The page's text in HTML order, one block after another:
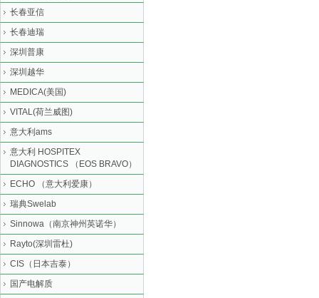
长春亚信
长春迪瑞
深圳普康
深圳越华
MEDICA(美国)
VITAL(荷兰威图)
意大利ams
意大利 HOSPITEX
DIAGNOSTICS （EOS BRAVO）
ECHO （意大利爱康）
瑞典Swelab
Sinnowa（南京神州英诺华）
Rayto(深圳雷杜)
CIS（日本吉泰）
国产电解质